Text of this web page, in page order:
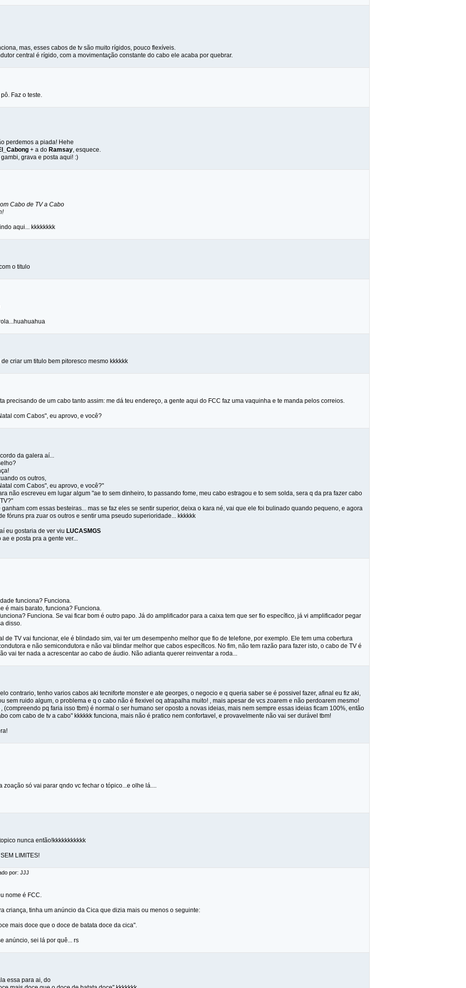
mas, esses cabos de tv são muito rígidos, pouco flexíveis.
central é rígido, com a movimentação constante do cabo ele acaba por quebrar.
Faz o teste.
perdemos a piada! Hehe
+ a do Ramsay, esquece.
grava e posta aqui! :)
Cabo de TV a Cabo
aqui... kkkkkkkk
o titulo
criar um titulo bem pitoresco mesmo kkkkkk
precisando de um cabo tanto assim: me dá teu endereço, a gente aqui do FCC faz uma vaquinha e te manda pelos correios.
com Cabos", eu aprovo, e você?
da galera aí...
os outros,
com Cabos", eu aprovo, e você?"
não escreveu em lugar algum "ae to sem dinheiro, to passando fome, meu cabo estragou e to sem solda, sera q da pra fazer cabo
com essas besteiras... mas se faz eles se sentir superior, deixa o kara né, vai que ele foi bulinado quando pequeno, e agora
fóruns pra zuar os outros e sentir uma pseudo superioridade... kkkkkk
eu gostaria de ver viu LUCASMGS
ae e posta pra a gente ver...
funciona? Funciona.
é mais barato, funciona? Funciona.
Funciona. Se vai ficar bom é outro papo. Já do amplificador para a caixa tem que ser fio específico, já vi amplificador pegar
disso.
de TV vai funcionar, ele é blindado sim, vai ter um desempenho melhor que fio de telefone, por exemplo. Ele tem uma cobertura
e não semicondutora e não vai blindar melhor que cabos específicos. No fim, não tem razão para fazer isto, o cabo de TV é
vai ter nada a acrescentar ao cabo de áudio. Não adianta querer reinventar a roda...
contrario, tenho varios cabos aki tecniforte monster e ate georges, o negocio e q queria saber se é possivel fazer, afinal eu fiz aki,
sem ruido algum, o problema e q o cabo não é flexivel oq atrapalha muito! , mais apesar de vcs zoarem e não perdoarem mesmo!
, (compreendo pq faria isso tbm) é normal o ser humano ser oposto a novas ideias, mais nem sempre essas ideias ficam 100%, então
com cabo de tv a cabo" kkkkkk funciona, mais não é pratico nem confortavel, e provavelmente não vai ser durável tbm!
zoação só vai parar qndo vc fechar o tópico...e olhe lá....
nunca então!kkkkkkkkkkk
LIMITES!
por: JJJ
nome é FCC.
criança, tinha um anúncio da Cica que dizia mais ou menos o seguinte:
mais doce que o doce de batata doce da cica".
anúncio, sei lá por quê... rs
essa para ai, do